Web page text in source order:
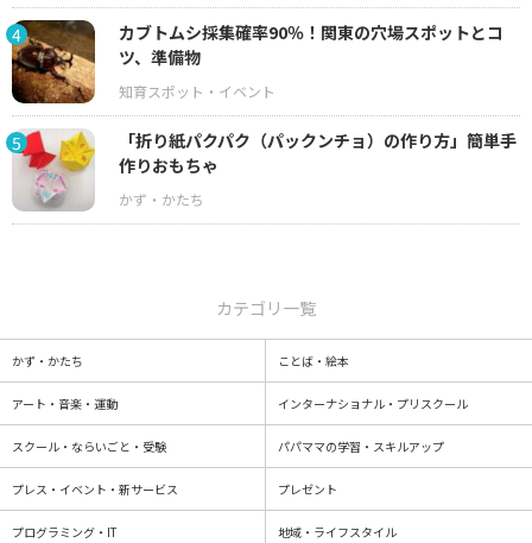
4
カブトムシ採集確率90％！関東の穴場スポットとコ
ツ、準備物
5
「折り紙パクパク（パックンチョ）の作り方」簡単手
作りおもちゃ
カテゴリ一覧
かず・かたち ことば・絵本
アート・音楽・運動 インターナショナル・プリスクール
スクール・ならいごと・受験 パパママの学習・スキルアップ
プレス・イベント・新サービス プレゼント
プログラミング・IT 地域・ライフスタイル